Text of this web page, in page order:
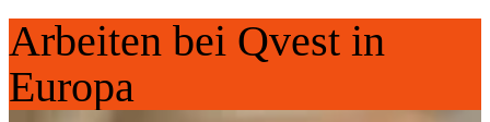
Arbeiten bei Qvest in
Europa